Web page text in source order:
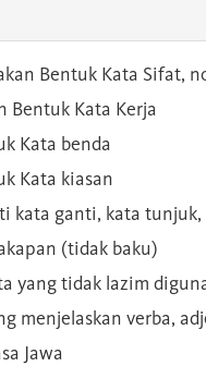
Bentuk Kata Sifat,
Bentuk Kata Kerja
Kata benda
Kata kiasan
kata ganti, kata
(tidak baku)
yang tidak lazim
menjelaskan verba,
Jawa